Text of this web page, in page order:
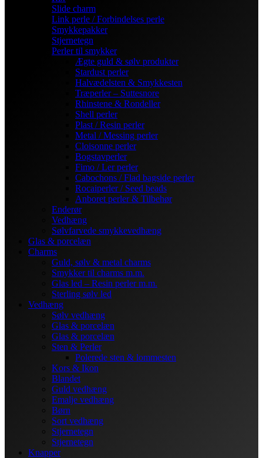
Slide charm
Link perle / Forbindelses perle
Smykkepakker
Stjernetegn
Perler til smykker
Ægte guld & sølv produkter
Stardust perler
Halvædelsten & Smykkesten
Træperler – Suttesnore
Rhinstene & Rondeller
Shell perler
Plast / Resin perler
Metal / Messing perler
Cloisonne perler
Bogstavperler
Fimo / Ler perler
Cabochons / Flad bagside perler
Rocaiperler / Seed beads
Anboret perler & Tilbehør
Enderør
Vedhæng
Sølvfarvede smykkevedhæng
Glas & porcelæn
Charms
Guld, sølv & metal charms
Smykker til charms m.m.
Glas led – Resin perler m.m.
Sterling sølv led
Vedhæng
Sølv vedhæng
Glas & porcelæn
Glas & porcelæn
Sten & Perler
Polerede sten & lommesten
Kors & Ikon
Blandet
Guld vedhæng
Emalje vedhæng
Børn
Sort vedhæng
Stjernetegn
Stjernetegn
Knapper